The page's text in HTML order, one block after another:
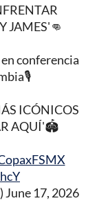
JAMES'👊
conferencia
ICÓNICOS
AQUÍ'🏟️
June 17, 2026